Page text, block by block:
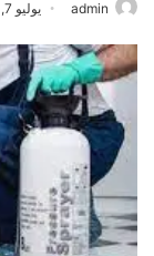
admin يوليو 7, 2022